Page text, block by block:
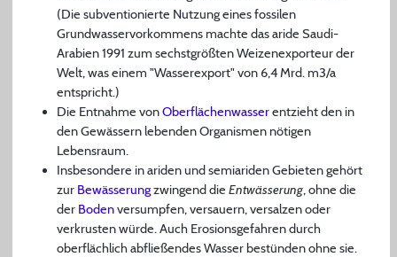
(Die subventionierte Nutzung eines fossilen
Grundwasservorkommens machte das aride Saudi-
Arabien 1991 zum sechstgrößten Weizenexporteur der
Welt, was einem "Wasserexport" von 6,4 Mrd. m3/a
entspricht.)
Die Entnahme vonOberflächenwasserentzieht den in
den Gewässern lebenden Organismen nötigen
Lebensraum.
Insbesondere in ariden und semiariden Gebieten gehört
zur Bewässerungzwingend die Entwässerung, ohne die
der Bodenversumpfen, versauern, versalzen oder
verkrusten würde. Auch Erosionsgefahren durch
oberflächlich abfließendes Wasser bestünden ohne sie.